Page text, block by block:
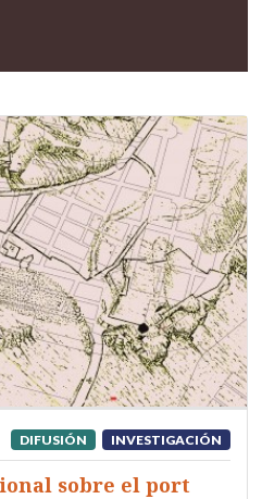
DIFUSIÓN INVESTIGACIÓN
sobre el port